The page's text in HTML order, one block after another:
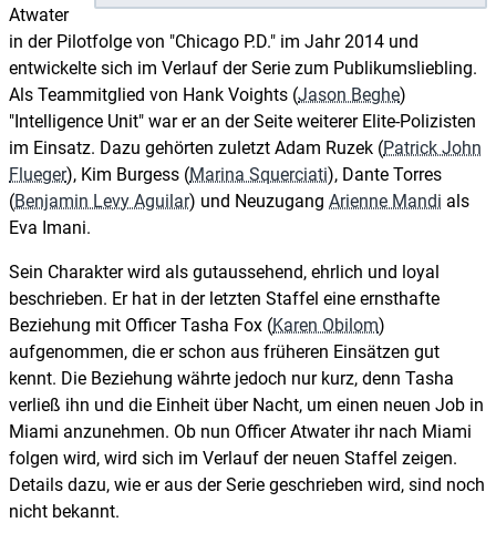
Atwater
in der Pilotfolge von "Chicago P.D." im Jahr 2014 und
entwickelte sich im Verlauf der Serie zum Publikumsliebling.
Als Teammitglied von Hank Voights (Jason Beghe)
"Intelligence Unit" war er an der Seite weiterer Elite-Polizisten
im Einsatz. Dazu gehörten zuletzt Adam Ruzek (Patrick John
Flueger), Kim Burgess (Marina Squerciati), Dante Torres
(Benjamin Levy Aguilar) und Neuzugang Arienne Mandi als
Eva Imani.
Sein Charakter wird als gutaussehend, ehrlich und loyal
beschrieben. Er hat in der letzten Staffel eine ernsthafte
Beziehung mit Officer Tasha Fox (Karen Obilom)
aufgenommen, die er schon aus früheren Einsätzen gut
kennt. Die Beziehung währte jedoch nur kurz, denn Tasha
verließ ihn und die Einheit über Nacht, um einen neuen Job in
Miami anzunehmen. Ob nun Officer Atwater ihr nach Miami
folgen wird, wird sich im Verlauf der neuen Staffel zeigen.
Details dazu, wie er aus der Serie geschrieben wird, sind noch
nicht bekannt.